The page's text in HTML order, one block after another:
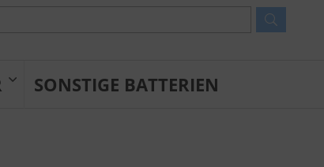
SONSTIGE BATTERIEN